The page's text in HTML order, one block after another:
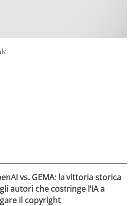
vs. GEMA: la vittoria storica
autori che costringe l’IA a
il copyright